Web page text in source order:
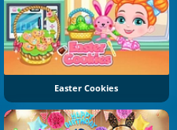
Easter Cookies